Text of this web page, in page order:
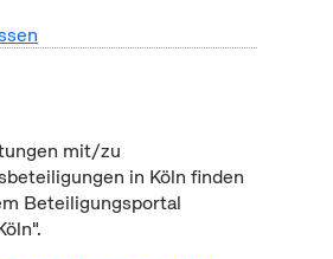
mit/zu
in Köln finden
Beteiligungsportal